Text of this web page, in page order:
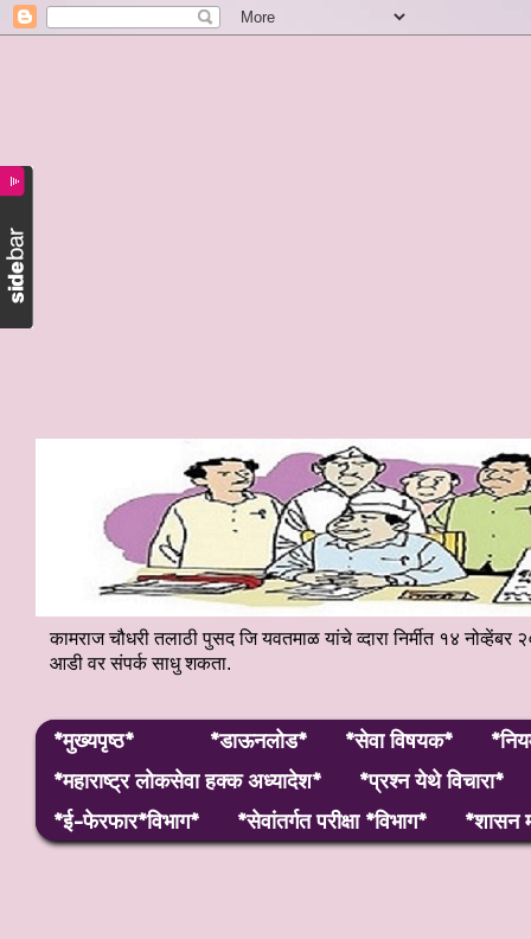
कामराज चौधरी तलाठी पुसद जि यवतमाळ यांचे व्दारा निर्मीत १४
आडी वर संपर्क साधु शकता.
*मुख्यपृष्ठ* *डाऊनलोड* *सेवा विषयक*
*महाराष्ट्र लाेकसेवा हक्क अध्यादेश*
*प्रश्न येथे विचारा*
*ई-फेरफार*विभाग*
*सेवांतर्गत परीक्षा *विभाग* *शासन